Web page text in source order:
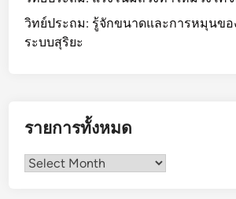
วิทย์ประถม: รู้จักขนาดและการหมุนขอ
ระบบสุริยะ
รายการทั้งหมด
รายการ